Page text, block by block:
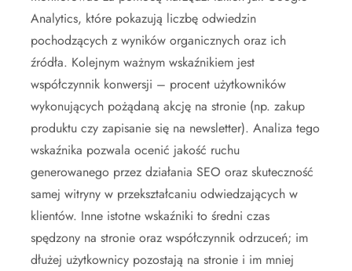
Analytics, które pokazują liczbę odwiedzin
pochodzących z wyników organicznych oraz ich
źródła. Kolejnym ważnym wskaźnikiem jest
współczynnik konwersji – procent użytkowników
wykonujących pożądaną akcję na stronie (np. zakup
produktu czy zapisanie się na newsletter). Analiza tego
wskaźnika pozwala ocenić jakość ruchu
generowanego przez działania SEO oraz skuteczność
samej witryny w przekształcaniu odwiedzających w
klientów. Inne istotne wskaźniki to średni czas
spędzony na stronie oraz współczynnik odrzuceń; im
dłużej użytkownicy pozostają na stronie i im mniej